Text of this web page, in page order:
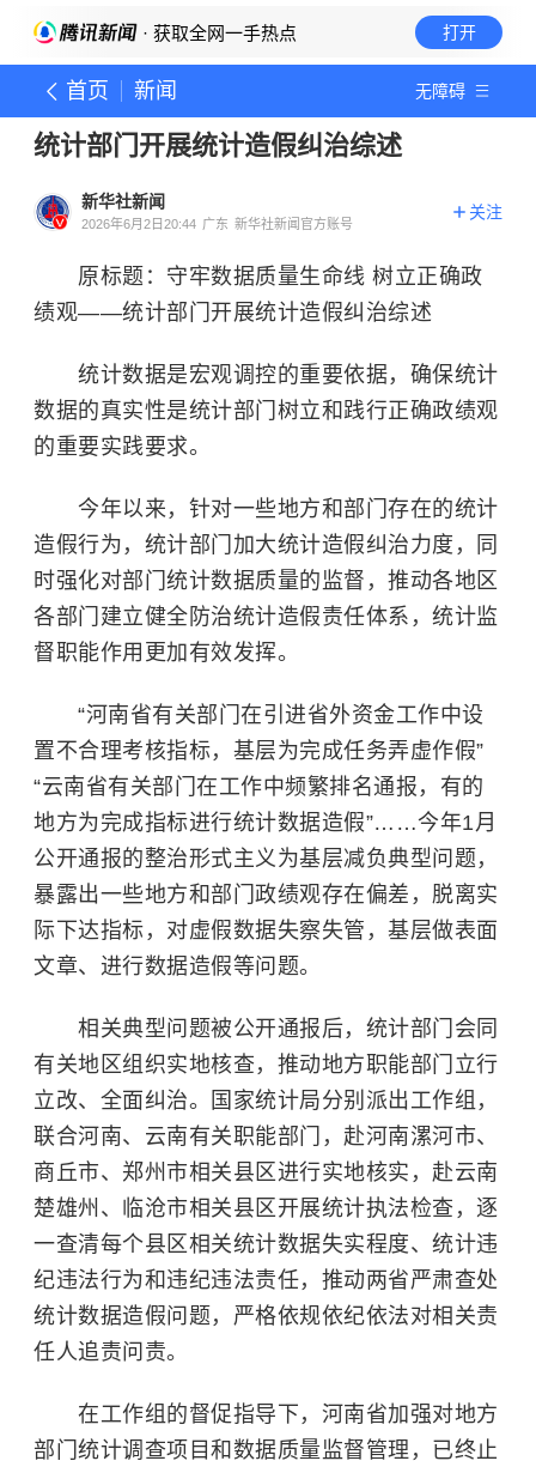
· 获取全网一手热点 打开
首页 新闻 无障碍
统计部门开展统计造假纠治综述
新华社新闻
2026年6月2日20:44 广东 新华社新闻官方账号
关注
原标题：守牢数据质量生命线 树立正确政
绩观——统计部门开展统计造假纠治综述
统计数据是宏观调控的重要依据，确保统计
数据的真实性是统计部门树立和践行正确政绩观
的重要实践要求。
今年以来，针对一些地方和部门存在的统计
造假行为，统计部门加大统计造假纠治力度，同
时强化对部门统计数据质量的监督，推动各地区
各部门建立健全防治统计造假责任体系，统计监
督职能作用更加有效发挥。
“河南省有关部门在引进省外资金工作中设
置不合理考核指标，基层为完成任务弄虚作假”
“云南省有关部门在工作中频繁排名通报，有的
地方为完成指标进行统计数据造假”……今年1月
公开通报的整治形式主义为基层减负典型问题，
暴露出一些地方和部门政绩观存在偏差，脱离实
际下达指标，对虚假数据失察失管，基层做表面
文章、进行数据造假等问题。
相关典型问题被公开通报后，统计部门会同
有关地区组织实地核查，推动地方职能部门立行
立改、全面纠治。国家统计局分别派出工作组，
联合河南、云南有关职能部门，赴河南漯河市、
商丘市、郑州市相关县区进行实地核实，赴云南
楚雄州、临沧市相关县区开展统计执法检查，逐
一查清每个县区相关统计数据失实程度、统计违
纪违法行为和违纪违法责任，推动两省严肃查处
统计数据造假问题，严格依规依纪依法对相关责
任人追责问责。
在工作组的督促指导下，河南省加强对地方
部门统计调查项目和数据质量监督管理，已终止